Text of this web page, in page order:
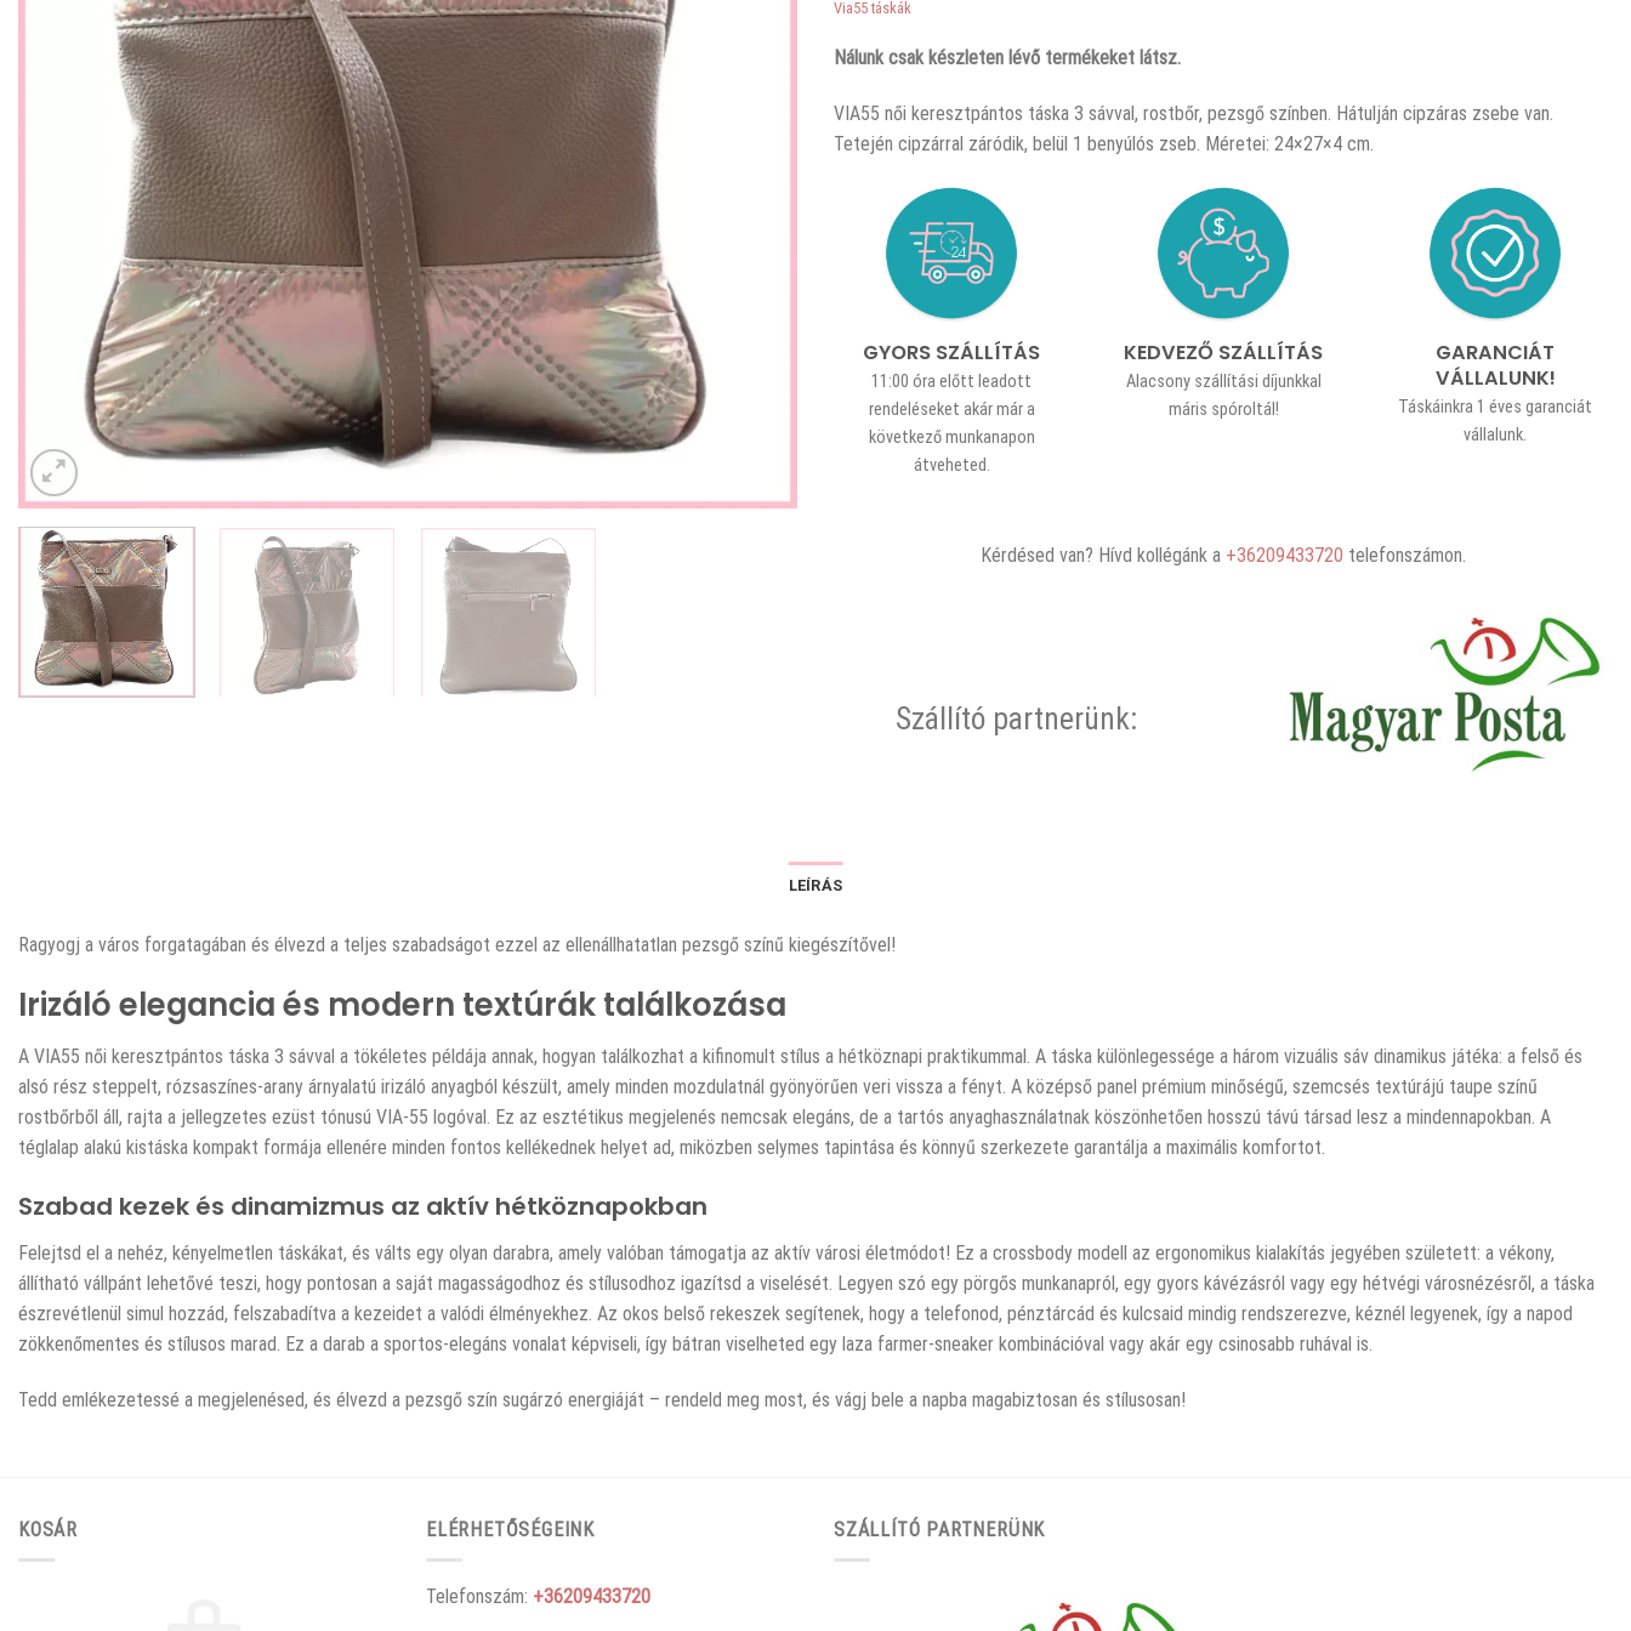
Via55 táskák
Nálunk csak készleten lévő termékeket látsz.
VIA55 női keresztpántos táska 3 sávval, rostbőr, pezsgő színben. Hátulján cipzáras zsebe van.
Tetején cipzárral záródik, belül 1 benyúlós zseb. Méretei: 24×27×4 cm.
GYORS SZÁLLÍTÁS
11:00 óra előtt leadott
rendeléseket akár már a
következő munkanapon
átveheted.
KEDVEZŐ SZÁLLÍTÁS
Alacsony szállítási díjunkkal
máris spóroltál!
GARANCIÁT
VÁLLALUNK!
Táskáinkra 1 éves garanciát
vállalunk.
Kérdésed van? Hívd kollégánk a +36209433720 telefonszámon.
Szállító partnerünk:
LEÍRÁS
Ragyogj a város forgatagában és élvezd a teljes szabadságot ezzel az ellenállhatatlan pezsgő színű kiegészítővel!
Irizáló elegancia és modern textúrák találkozása
A VIA55 női keresztpántos táska 3 sávval a tökéletes példája annak, hogyan találkozhat a kifinomult stílus a hétköznapi praktikummal. A táska különlegessége a három vizuális sáv dinamikus játéka: a felső és
alsó rész steppelt, rózsaszínes-arany árnyalatú irizáló anyagból készült, amely minden mozdulatnál gyönyörűen veri vissza a fényt. A középső panel prémium minőségű, szemcsés textúrájú taupe színű
rostbőrből áll, rajta a jellegzetes ezüst tónusú VIA-55 logóval. Ez az esztétikus megjelenés nemcsak elegáns, de a tartós anyaghasználatnak köszönhetően hosszú távú társad lesz a mindennapokban. A
téglalap alakú kistáska kompakt formája ellenére minden fontos kellékednek helyet ad, miközben selymes tapintása és könnyű szerkezete garantálja a maximális komfortot.
Szabad kezek és dinamizmus az aktív hétköznapokban
Felejtsd el a nehéz, kényelmetlen táskákat, és válts egy olyan darabra, amely valóban támogatja az aktív városi életmódot! Ez a crossbody modell az ergonomikus kialakítás jegyében született: a vékony,
állítható vállpánt lehetővé teszi, hogy pontosan a saját magasságodhoz és stílusodhoz igazítsd a viselését. Legyen szó egy pörgős munkanapról, egy gyors kávézásról vagy egy hétvégi városnézésről, a táska
észrevétlenül simul hozzád, felszabadítva a kezeidet a valódi élményekhez. Az okos belső rekeszek segítenek, hogy a telefonod, pénztárcád és kulcsaid mindig rendszerezve, kéznél legyenek, így a napod
zökkenőmentes és stílusos marad. Ez a darab a sportos-elegáns vonalat képviseli, így bátran viselheted egy laza farmer-sneaker kombinációval vagy akár egy csinosabb ruhával is.
Tedd emlékezetessé a megjelenésed, és élvezd a pezsgő szín sugárzó energiáját – rendeld meg most, és vágj bele a napba magabiztosan és stílusosan!
KOSÁR ELÉRHETŐSÉGEINK
Telefonszám: +36209433720
SZÁLLÍTÓ PARTNERÜNK